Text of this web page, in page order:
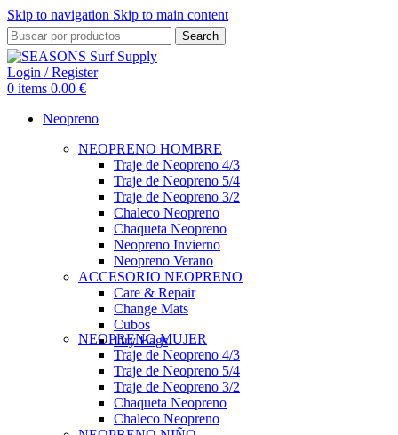
Skip to navigation Skip to main content
Search
Login / Register
0 items 0.00 €
Neopreno
NEOPRENO HOMBRE
Traje de Neopreno 4/3
Traje de Neopreno 5/4
Traje de Neopreno 3/2
Chaleco Neopreno
Chaqueta Neopreno
Neopreno Invierno
Neopreno Verano
ACCESORIO NEOPRENO
Care & Repair
Change Mats
Cubos
Dry Bags
NEOPRENO MUJER
Traje de Neopreno 4/3
Traje de Neopreno 5/4
Traje de Neopreno 3/2
Chaqueta Neopreno
Chaleco Neopreno